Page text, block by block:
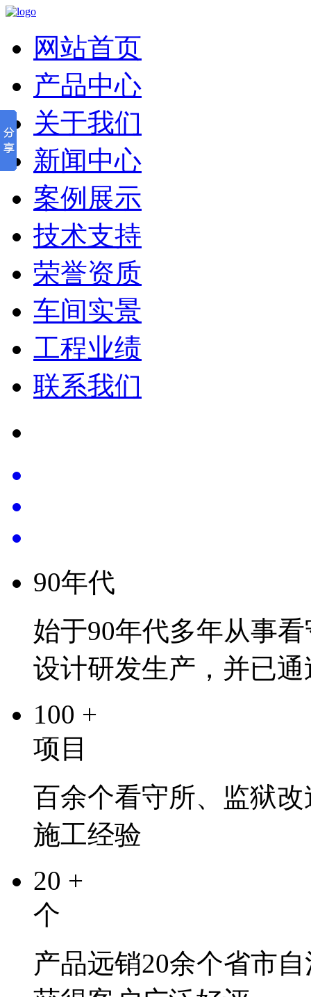
网站首页
产品中心
关于我们
新闻中心
案例展示
技术支持
荣誉资质
车间实景
工程业绩
联系我们
90年代
始于90年代多年从事
设计研发生产，并已
100 +
项目
百余个看守所、监狱
施工经验
20 +
个
产品远销20余个省市